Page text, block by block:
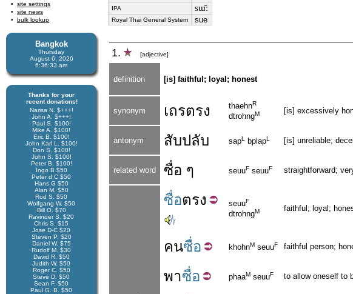
site settings
site news
bulk lookup
Bangkok
Thursday
August 6, 2026
6:36:34 am
Thanks for your
recent donations!
Narisa N. $+++!
John A. $+++!
Paul S. $100!
Mike A. $100!
Eric B. $100!
John Karl L. $100!
Don S. $100!
John S. $100!
Peter B. $100!
Ingo B $50
Peter d C $50
Hans G $50
Alan M. $50
Rod S. $50
Wolfgang W. $50
Bill O. $70
Ravinder S. $20
Chris S. $15
Jose D-C $20
Steven P. $20
Daniel W. $75
Rudolf M. $30
David R. $50
Judith W. $50
Roger C. $50
Steve D. $50
Sean F. $50
Paul G. B. $50
IPA sɯ̂ː
Royal Thai General System sue
1. [adjective]
definition [is] faithful; loyal; honest
synonym เถรตรง thaehnR
dtrohngM [is] excessively
antonym สับปลับ sapL bplapL [is] unreliable;
related word ซื่อ ๆ seuuF seuuF straightforward;
ซื่อตรง seuuF
dtrohngM faithful; loyal;
คนซื่อ khohnM seuuF faithful person;
พาซื่อ phaaM seuuF to allow oneself to